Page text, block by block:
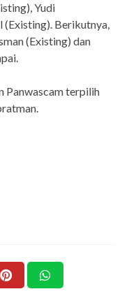
Yudi
(Existing). Berikutnya,
(Existing) dan
Panwascam terpilih